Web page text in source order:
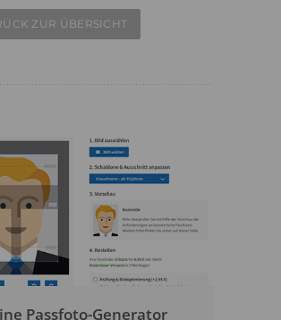
ZUR ÜBERSICHT
Passfoto-Generator